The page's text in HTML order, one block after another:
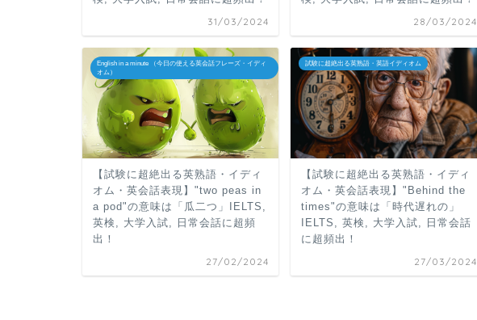
31/03/2024
28/03/2024
English in a minute （今日の使える英会話フレーズ・イディ
オム）
【試験に超絶出る英熟語・イディ
オム・英会話表現】"two peas in
a pod"の意味は「瓜二つ」IELTS,
英検, 大学入試, 日常会話に超頻
出！
27/02/2024
試験に超絶出る英熟語・英語イディオム
【試験に超絶出る英熟語・イディ
オム・英会話表現】"Behind the
times"の意味は「時代遅れの」
IELTS, 英検, 大学入試, 日常会話
に超頻出！
27/03/2024